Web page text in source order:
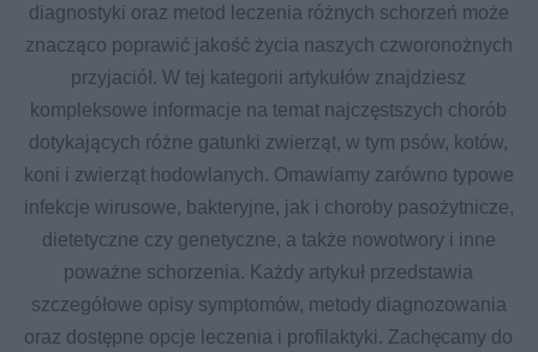
diagnostyki oraz metod leczenia różnych schorzeń może
znacząco poprawić jakość życia naszych czworonożnych
przyjaciół. W tej kategorii artykułów znajdziesz
kompleksowe informacje na temat najczęstszych chorób
dotykających różne gatunki zwierząt, w tym psów, kotów,
koni i zwierząt hodowlanych. Omawiamy zarówno typowe
infekcje wirusowe, bakteryjne, jak i choroby pasożytnicze,
dietetyczne czy genetyczne, a także nowotwory i inne
poważne schorzenia. Każdy artykuł przedstawia
szczegółowe opisy symptomów, metody diagnozowania
oraz dostępne opcje leczenia i profilaktyki. Zachęcamy do